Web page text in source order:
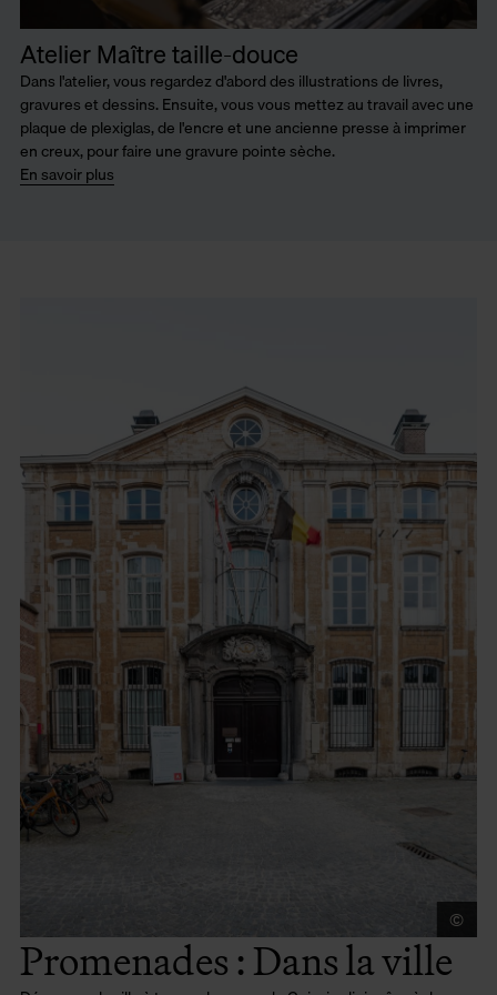
Atelier Maître taille-douce
Dans l'atelier, vous regardez d'abord des illustrations de livres,
gravures et dessins. Ensuite, vous vous mettez au travail avec une
plaque de plexiglas, de l'encre et une ancienne presse à imprimer
en creux, pour faire une gravure pointe sèche.
En savoir plus
Promenades : Dans la ville
©